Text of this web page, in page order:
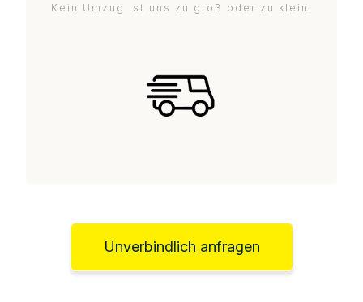
Kein Umzug ist uns zu groß oder zu klein.
Unverbindlich anfragen